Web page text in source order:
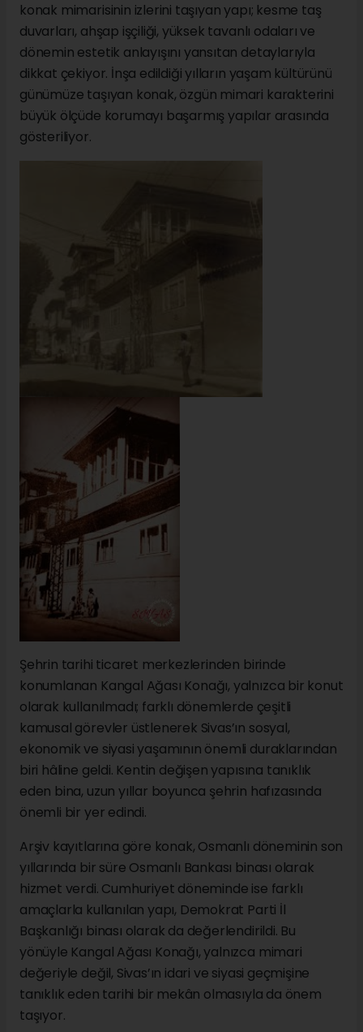
konak mimarisinin izlerini taşıyan yapı; kesme taş
duvarları, ahşap işçiliği, yüksek tavanlı odaları ve
dönemin estetik anlayışını yansıtan detaylarıyla
dikkat çekiyor. İnşa edildiği yılların yaşam kültürünü
günümüze taşıyan konak, özgün mimari karakterini
büyük ölçüde korumayı başarmış yapılar arasında
gösteriliyor.
Şehrin tarihi ticaret merkezlerinden birinde
konumlanan Kangal Ağası Konağı, yalnızca bir konut
olarak kullanılmadı; farklı dönemlerde çeşitli
kamusal görevler üstlenerek Sivas’ın sosyal,
ekonomik ve siyasi yaşamının önemli duraklarından
biri hâline geldi. Kentin değişen yapısına tanıklık
eden bina, uzun yıllar boyunca şehrin hafızasında
önemli bir yer edindi.
Arşiv kayıtlarına göre konak, Osmanlı döneminin son
yıllarında bir süre Osmanlı Bankası binası olarak
hizmet verdi. Cumhuriyet döneminde ise farklı
amaçlarla kullanılan yapı, Demokrat Parti İl
Başkanlığı binası olarak da değerlendirildi. Bu
yönüyle Kangal Ağası Konağı, yalnızca mimari
değeriyle değil, Sivas’ın idari ve siyasi geçmişine
tanıklık eden tarihi bir mekân olmasıyla da önem
taşıyor.